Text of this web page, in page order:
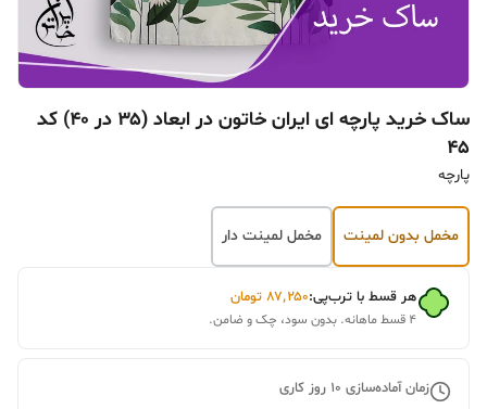
ساک خرید پارچه ای ایران خاتون در ابعاد (۳۵ در ۴۰) کد
۴۵
پارچه
مخمل بدون لمینت مخمل لمینت دار
هر قسط با ترب‌پی:۸۷٬۲۵۰ تومان
۴ قسط ماهانه. بدون سود، چک و ضامن.
زمان آماده‌سازی 10 روز کاری